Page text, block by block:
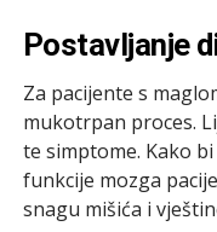
Postavljanje
Za pacijente s
mukotrpan proces.
te simptome. Kako
funkcije mozga
snagu mišića i